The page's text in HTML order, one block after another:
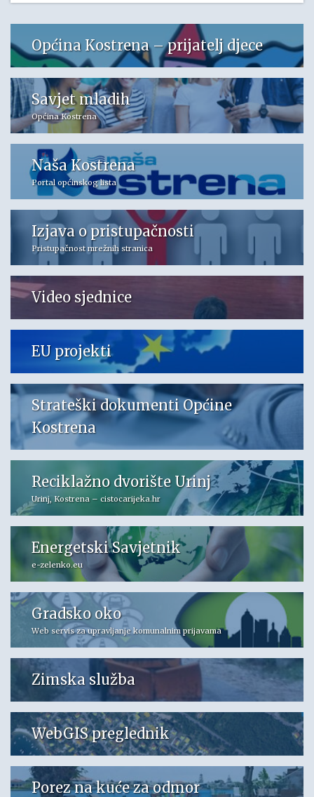
Općina Kostrena – prijatelj djece
Savjet mladih
Općina Kostrena
Naša Kostrena
Portal općinskog lista
Izjava o pristupačnosti
Pristupačnost mrežnih stranica
Video sjednice
EU projekti
Strateški dokumenti Općine
Kostrena
Reciklažno dvorište Urinj
Urinj, Kostrena – cistocarijeka.hr
Energetski Savjetnik
e-zelenko.eu
Gradsko oko
Web servis za upravljanje komunalnim prijavama
Zimska služba
WebGIS preglednik
Porez na kuće za odmor